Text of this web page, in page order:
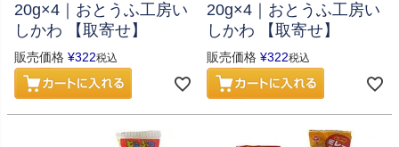
20g×4｜おとうふ工房い
しかわ 【取寄せ】
販売価格 ¥322税込
20g×4｜おとうふ工房い
しかわ 【取寄せ】
販売価格 ¥322税込